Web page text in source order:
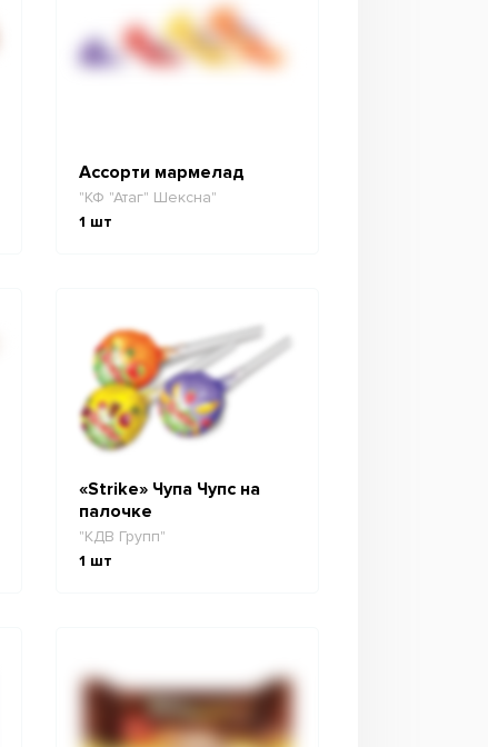
Ассорти мармелад
"КФ "Атаг" Шексна"
1 шт
«Strike» Чупа Чупс на
палочке
"КДВ Групп"
1 шт